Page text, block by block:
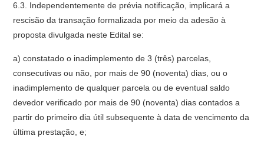
6.3. Independentemente de prévia notificação, implicará a
rescisão da transação formalizada por meio da adesão à
proposta divulgada neste Edital se:
a) constatado o inadimplemento de 3 (três) parcelas,
consecutivas ou não, por mais de 90 (noventa) dias, ou o
inadimplemento de qualquer parcela ou de eventual saldo
devedor verificado por mais de 90 (noventa) dias contados a
partir do primeiro dia útil subsequente à data de vencimento da
última prestação, e;